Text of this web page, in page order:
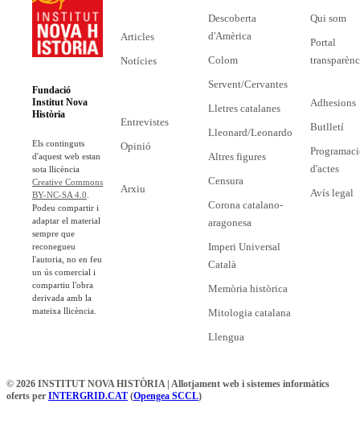
Fundació
Institut Nova
Història
Els continguts
d'aquest web estan
sota llicència
Creative Commons
BY-NC-SA 4.0
Podeu compartir i
adaptar el material
sempre que
reconegueu
l'autoria, no en feu
un ús comercial i
compartiu l'obra
derivada amb la
mateixa llicència.
Articles
Notícies
Entrevistes
Opinió
Arxiu
Descoberta
d'Amèrica
Colom
Servent/Cervantes
Lletres catalanes
Lleonard/Leonardo
Altres figures
Censura
Corona catalano-
aragonesa
Imperi Universal
Català
Memòria històrica
Mitologia catalana
Llengua
Qui som
Portal
Adhesions
Butlletí
d'actes
Avís legal
© 2026 INSTITUT NOVA HISTÒRIA | Allotjament web i sistemes informàtics
oferts per INTERGRID.CAT (Opengea SCCL)